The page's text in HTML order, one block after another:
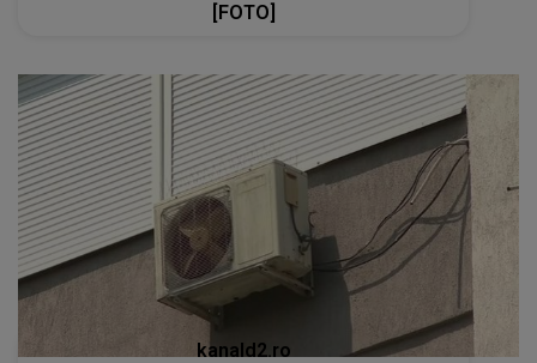
[FOTO]
kanald2.ro